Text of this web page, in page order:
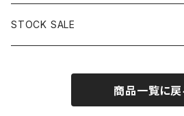
古着オーバーオール
古着半袖Ｔシャツ
古着キャミソール
古着ポロシャツ
古着ニットアウター
古着ヘビージャケット
古着膝丈スカート (丈56-75cm)
古着ミニ丈スカート (丈56-75cm)
古着ロング丈パンツ
STOCK SALE
Autumn / Winter
商品一覧に戻